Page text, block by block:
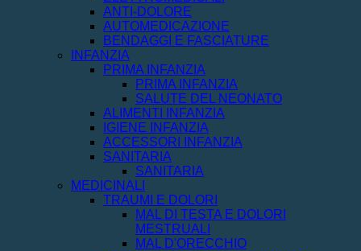
ANTI-DOLORE
AUTOMEDICAZIONE
BENDAGGI E FASCIATURE
INFANZIA
PRIMA INFANZIA
PRIMA INFANZIA
SALUTE DEL NEONATO
ALIMENTI INFANZIA
IGIENE INFANZIA
ACCESSORI INFANZIA
SANITARIA
SANITARIA
MEDICINALI
TRAUMI E DOLORI
MAL DI TESTA E DOLORI
MESTRUALI
MAL D'ORECCHIO